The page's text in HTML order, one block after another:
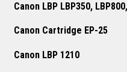
Canon LBP LBP350,
Canon Cartridge EP-25
Canon LBP 1210